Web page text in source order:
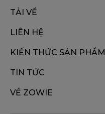
TẢI VỀ
LIÊN HỆ
KIẾN THỨC SẢN PHẨM
TIN TỨC
VỀ ZOWIE